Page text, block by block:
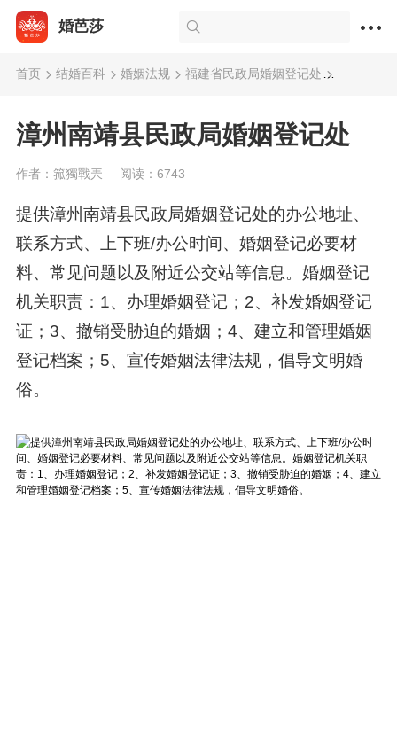
婚芭莎
首页 结婚百科 婚姻法规 福建省民政局婚姻登记处
漳州南靖县民政局婚姻登记处
作者：箛獨戰兲 阅读：6743
提供漳州南靖县民政局婚姻登记处的办公地址、
联系方式、上下班/办公时间、婚姻登记必要材
料、常见问题以及附近公交站等信息。婚姻登记
机关职责：1、办理婚姻登记；2、补发婚姻登记
证；3、撤销受胁迫的婚姻；4、建立和管理婚姻
登记档案；5、宣传婚姻法律法规，倡导文明婚
俗。